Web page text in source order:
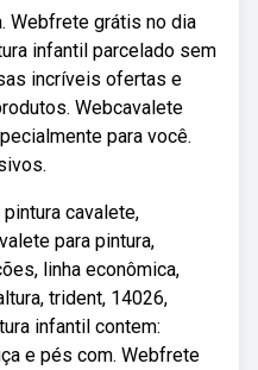
Webfrete grátis no dia
infantil parcelado sem
incríveis ofertas e
Webcavalete
para você.
cavalete,
para pintura,
linha econômica,
trident, 14026,
infantil contem:
e pés com. Webfrete